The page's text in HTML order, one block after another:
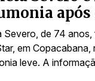
Severo, de 74
em
leve. A